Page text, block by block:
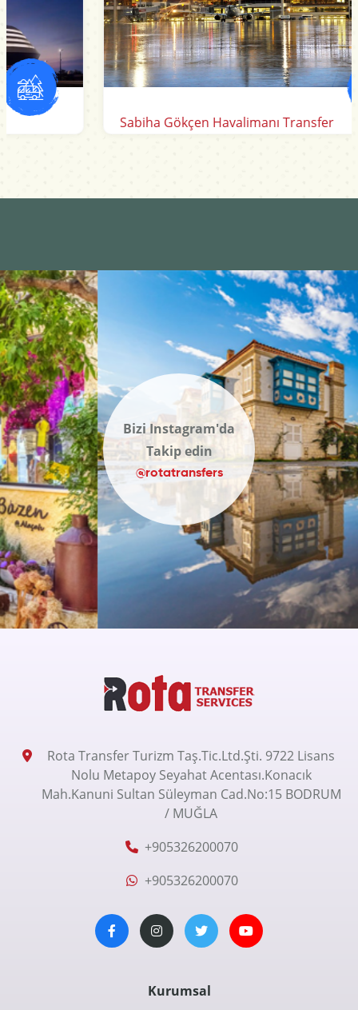
Sabiha Gökçen Havalimanı Transfer
Bizi Instagram'da
Takip edin
@rotatransfers
Rota Transfer Turizm Taş.Tic.Ltd.Şti. 9722 Lisans
Nolu Metapoy Seyahat Acentası.Konacık
Mah.Kanuni Sultan Süleyman Cad.No:15 BODRUM
/ MUĞLA
+905326200070
+905326200070
Kurumsal